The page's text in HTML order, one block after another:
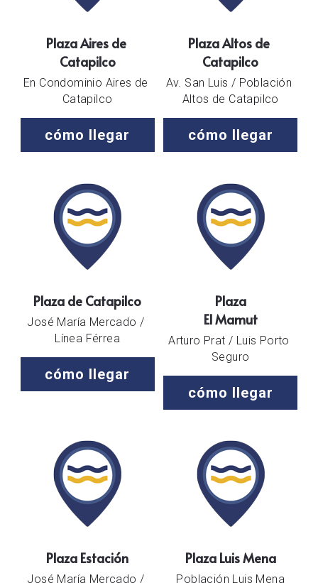
Plaza Aires de
Catapilco
En Condominio Aires de
Catapilco
cómo llegar
Plaza Altos de
Catapilco
Av. San Luis / Población
Altos de Catapilco
cómo llegar
Plaza de Catapilco
José María Mercado /
Línea Férrea
cómo llegar
Plaza
El Mamut
Arturo Prat / Luis Porto
Seguro
cómo llegar
Plaza Estación
José María Mercado /
Plaza Luis Mena
Población Luis Mena